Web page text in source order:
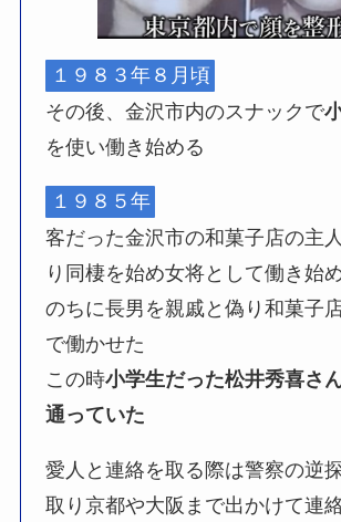
１９８３年８月頃
その後、金沢市内のスナックで
を使い働き始める
１９８５年
客だった金沢市の和菓子店の主
り同棲を始め女将として働き始
のちに長男を親戚と偽り和菓子
で働かせた
この時小学生だった松井秀喜さ
通っていた
愛人と連絡を取る際は警察の逆
取り京都や大阪まで出かけて連